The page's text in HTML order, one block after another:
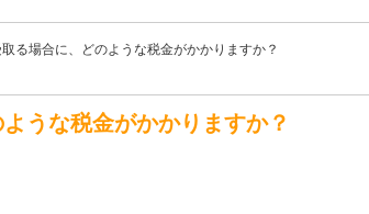
る場合に、どのような税金がかかりますか？
うな税金がかかりますか？